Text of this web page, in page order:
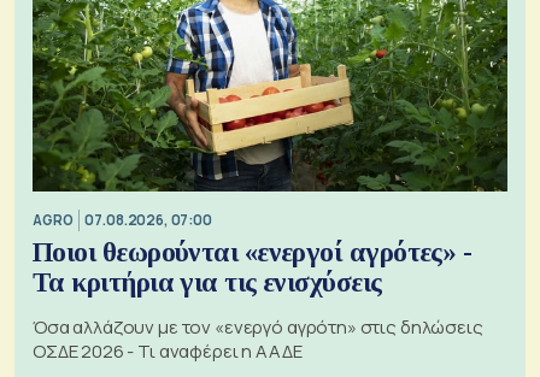
AGRO 07.08.2026, 07:00
Ποιοι θεωρούνται «ενεργοί αγρότες» -
Τα κριτήρια για τις ενισχύσεις
Όσα αλλάζουν με τον «ενεργό αγρότη» στις δηλώσεις
ΟΣΔΕ 2026 - Τι αναφέρει η ΑΑΔΕ